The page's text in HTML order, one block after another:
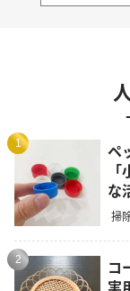
1
ペ
な
掃
2
コ
実